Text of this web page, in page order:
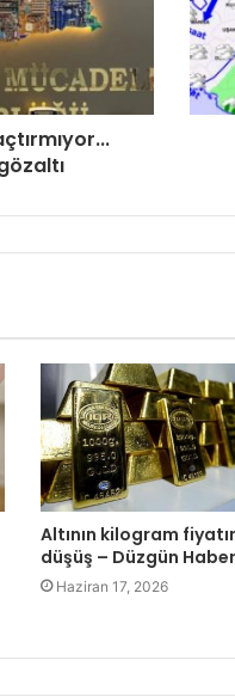
Altının kilogram
düşüş – Düzgün Haber
Haziran 17, 2026